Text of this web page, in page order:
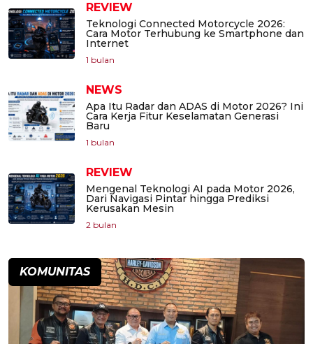
REVIEW
Teknologi Connected Motorcycle 2026:
Cara Motor Terhubung ke Smartphone dan
Internet
1 bulan
NEWS
Apa Itu Radar dan ADAS di Motor 2026? Ini
Cara Kerja Fitur Keselamatan Generasi
Baru
1 bulan
REVIEW
Mengenal Teknologi AI pada Motor 2026,
Dari Navigasi Pintar hingga Prediksi
Kerusakan Mesin
2 bulan
KOMUNITAS